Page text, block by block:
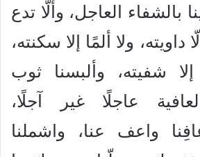
بالشفاء العاجل، وألّا تدع
داويته، ولا ألمًا إلا سكنته،
شفيته، وألبسنا ثوب
عاجلًا غير آجلًا،
واعف عنا، واشملنا